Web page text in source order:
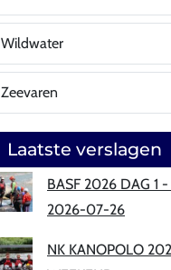
Wildwater
Zeevaren
Laatste verslagen
BASF 2026 DAG 1
2026-07-26
NK KANOPOLO